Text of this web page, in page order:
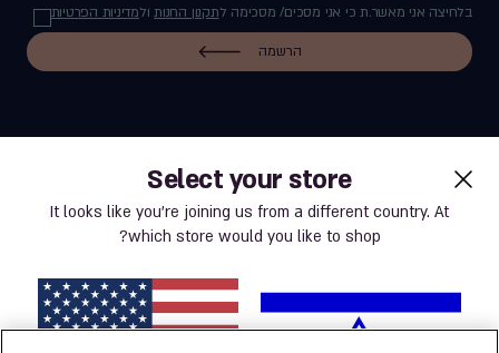
Select your store
It looks like you’re joining us from a different country. At
which store would you like to shop?
בלחיצה אני מאשר.ת כי אני מסכים/ מסכימה לתקנון החנותולמדיניות הפרטיות
הרשמה
label.payment
תנאי שימוש באתר